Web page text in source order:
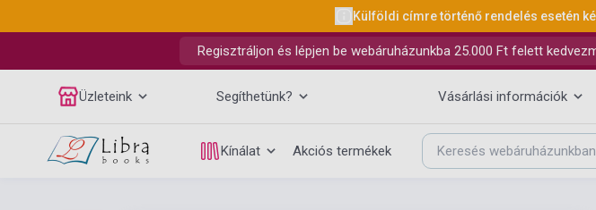
Külföldi címre történő rendelés esetén
Regisztráljon és lépjen be webáruházunkba 25.000 Ft felett
Üzleteink Segíthetünk? Vásárlási információk
Kínálat Akciós termékek